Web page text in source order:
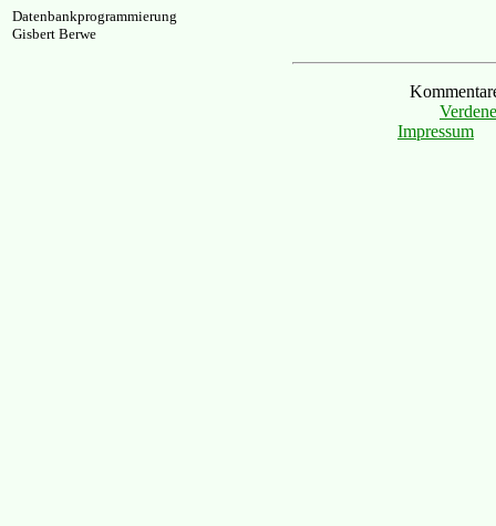
Datenbankprogrammierung
Gisbert Berwe
Impressum